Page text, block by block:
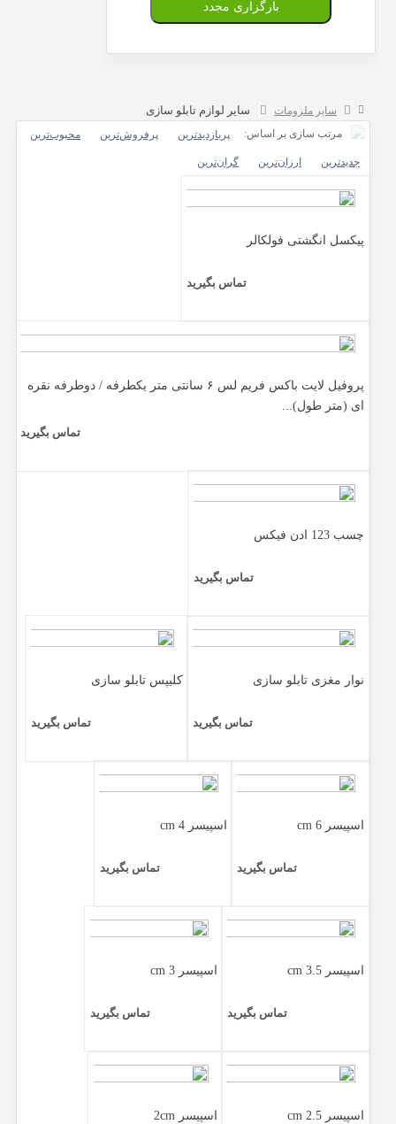
بارگزاری مجدد
سایر ملزومات سایر لوازم تابلو سازی
مرتب سازی بر اساس: پربازدیدترین پرفروش‌ترین‌ محبوب‌ترین
جدیدترین ارزان‌ترین گران‌ترین
پیکسل انگشتی فولکالر
تماس بگیرید
پروفیل لایت باکس فریم لس ۶ سانتی متر یکطرفه / دوطرفه نقره
ای (متر طول)...
تماس بگیرید
چسب 123 ادن فیکس
تماس بگیرید
نوار مغزی تابلو سازی
تماس بگیرید
کلیپس تابلو سازی
تماس بگیرید
اسپیسر 6 cm
تماس بگیرید
اسپیسر 4 cm
تماس بگیرید
اسپیسر 3.5 cm
تماس بگیرید
اسپیسر 3 cm
تماس بگیرید
اسپیسر 2.5 cm اسپیسر 2cm